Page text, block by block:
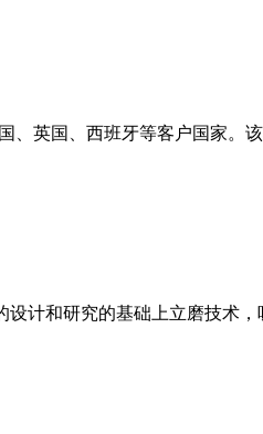
、英国、西班牙等客户国家
计和研究的基础上立磨技术